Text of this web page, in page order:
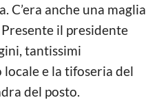
C’era anche una maglia
il presidente
tantissimi
e la tifoseria del
del posto.